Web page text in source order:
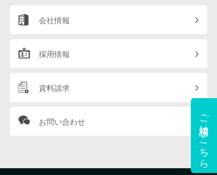
会社情報
採用情報
資料請求
お問い合わせ ご相談はこちら